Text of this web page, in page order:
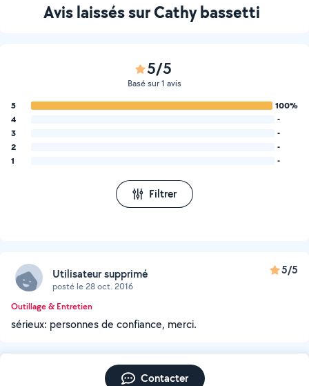
Avis laissés sur Cathy bassetti
5/5
Basé sur 1 avis
5
100%
4
-
3
-
2
-
1
-
Filtrer
Utilisateur supprimé
posté le 28 oct. 2016
5/5
Outillage & Entretien
sérieux: personnes de confiance, merci.
Contacter